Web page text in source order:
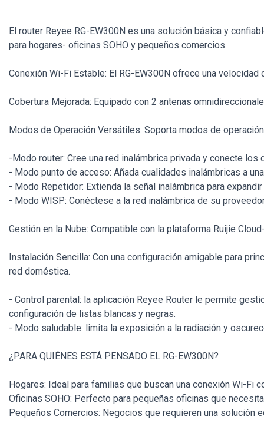
El router Reyee RG-EW300N es una solución básica y
para hogares- oficinas SOHO y pequeños comercios.
Conexión Wi-Fi Estable: El RG-EW300N ofrece una
Cobertura Mejorada: Equipado con 2 antenas
Modos de Operación Versátiles: Soporta modos de
-Modo router: Cree una red inalámbrica privada y conecte
- Modo punto de acceso: Añada cualidades inalámbricas a
- Modo Repetidor: Extienda la señal inalámbrica para
- Modo WISP: Conéctese a la red inalámbrica de su
Gestión en la Nube: Compatible con la plataforma Ruijie
Instalación Sencilla: Con una configuración amigable para
red doméstica.
- Control parental: la aplicación Reyee Router le permite
configuración de listas blancas y negras.
- Modo saludable: limita la exposición a la radiación y
¿PARA QUIÉNES ESTÁ PENSADO EL RG-EW300N?
Hogares: Ideal para familias que buscan una conexión Wi-Fi
Oficinas SOHO: Perfecto para pequeñas oficinas que
Pequeños Comercios: Negocios que requieren una solución